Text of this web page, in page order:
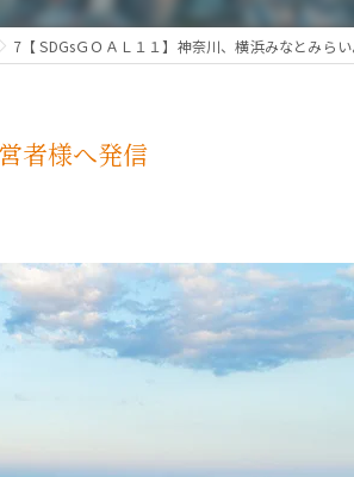
7【 SDGsＧＯＡＬ１１】神奈川、横浜みなとみら
者様へ発信